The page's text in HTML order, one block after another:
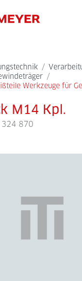
/
/
Werkzeuge für
M14 Kpl.
324 870